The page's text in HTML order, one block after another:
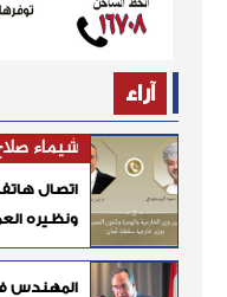
آراء
شيماء
اتصال
ونظيره
المهندس